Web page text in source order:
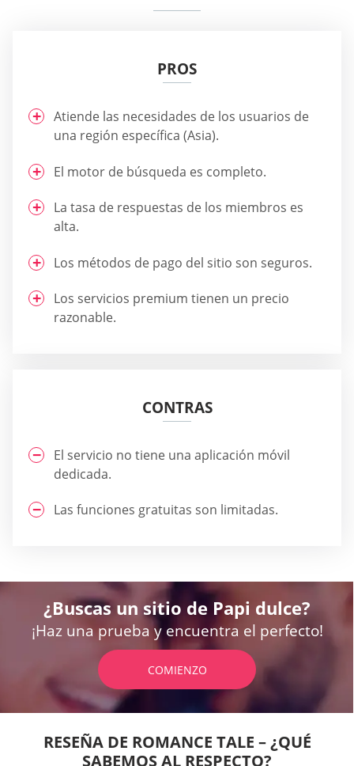
PROS
Atiende las necesidades de los usuarios de
una región específica (Asia).
El motor de búsqueda es completo.
La tasa de respuestas de los miembros es
alta.
Los métodos de pago del sitio son seguros.
Los servicios premium tienen un precio
razonable.
CONTRAS
El servicio no tiene una aplicación móvil
dedicada.
Las funciones gratuitas son limitadas.
¿Buscas un sitio de Papi dulce?
¡Haz una prueba y encuentra el perfecto!
COMIENZO
RESEÑA DE ROMANCE TALE – ¿QUÉ
SABEMOS AL RESPECTO?